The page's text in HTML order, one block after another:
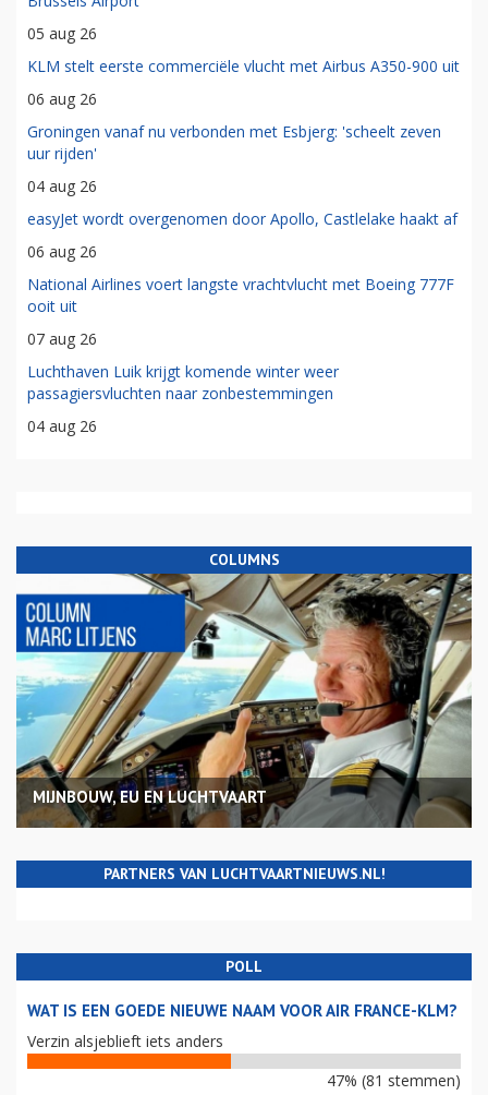
05 aug 26
KLM stelt eerste commerciële vlucht met Airbus A350-900 uit
06 aug 26
Groningen vanaf nu verbonden met Esbjerg: 'scheelt zeven
uur rijden'
04 aug 26
easyJet wordt overgenomen door Apollo, Castlelake haakt af
06 aug 26
National Airlines voert langste vrachtvlucht met Boeing 777F
ooit uit
07 aug 26
Luchthaven Luik krijgt komende winter weer
passagiersvluchten naar zonbestemmingen
04 aug 26
COLUMNS
MIJNBOUW, EU EN LUCHTVAART
PARTNERS VAN LUCHTVAARTNIEUWS.NL!
POLL
WAT IS EEN GOEDE NIEUWE NAAM VOOR AIR FRANCE-KLM?
Verzin alsjeblieft iets anders
47% (81 stemmen)